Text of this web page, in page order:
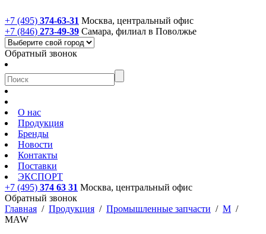
+7 (495) 374-63-31 Москва, центральный офис
+7 (846) 273-49-39 Самара, филиал в Поволжье
Обратный звонок
О нас
Продукция
Бренды
Новости
Контакты
Поставки
ЭКСПОРТ
+7 (495) 374 63 31 Москва, центральный офис
Обратный звонок
Главная / Продукция / Промышленные запчасти / M /
MAW